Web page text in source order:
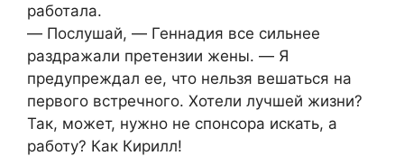
работала.
― Послушай, ― Геннадия все сильнее
раздражали претензии жены. ― Я
предупреждал ее, что нельзя вешаться на
первого встречного. Хотели лучшей жизни?
Так, может, нужно не спонсора искать, а
работу? Как Кирилл!